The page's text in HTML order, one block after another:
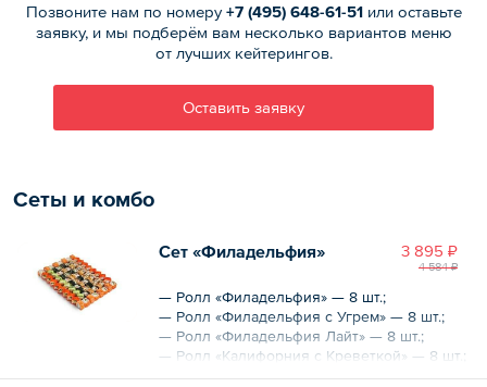
Позвоните нам по номеру+7 (495) 648-61-51или оставьте
заявку, и мы подберём вам несколько вариантов меню
от лучших кейтерингов.
Оставить заявку
Сеты и комбо
3 895 ₽
4 584 ₽
Сет «Филадельфия»
— Ролл «Филадельфия» — 8 шт.;
— Ролл «Филадельфия с Угрем» — 8 шт.;
— Ролл «Филадельфия Лайт» — 8 шт.;
— Ролл «Калифорния с Креветкой» — 8 шт.;
— Ролл «Калифорния Лайт» — 8 шт.;